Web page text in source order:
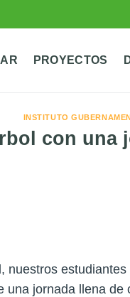
PROYECTOS
INSTITUTO
con una
jornada llena